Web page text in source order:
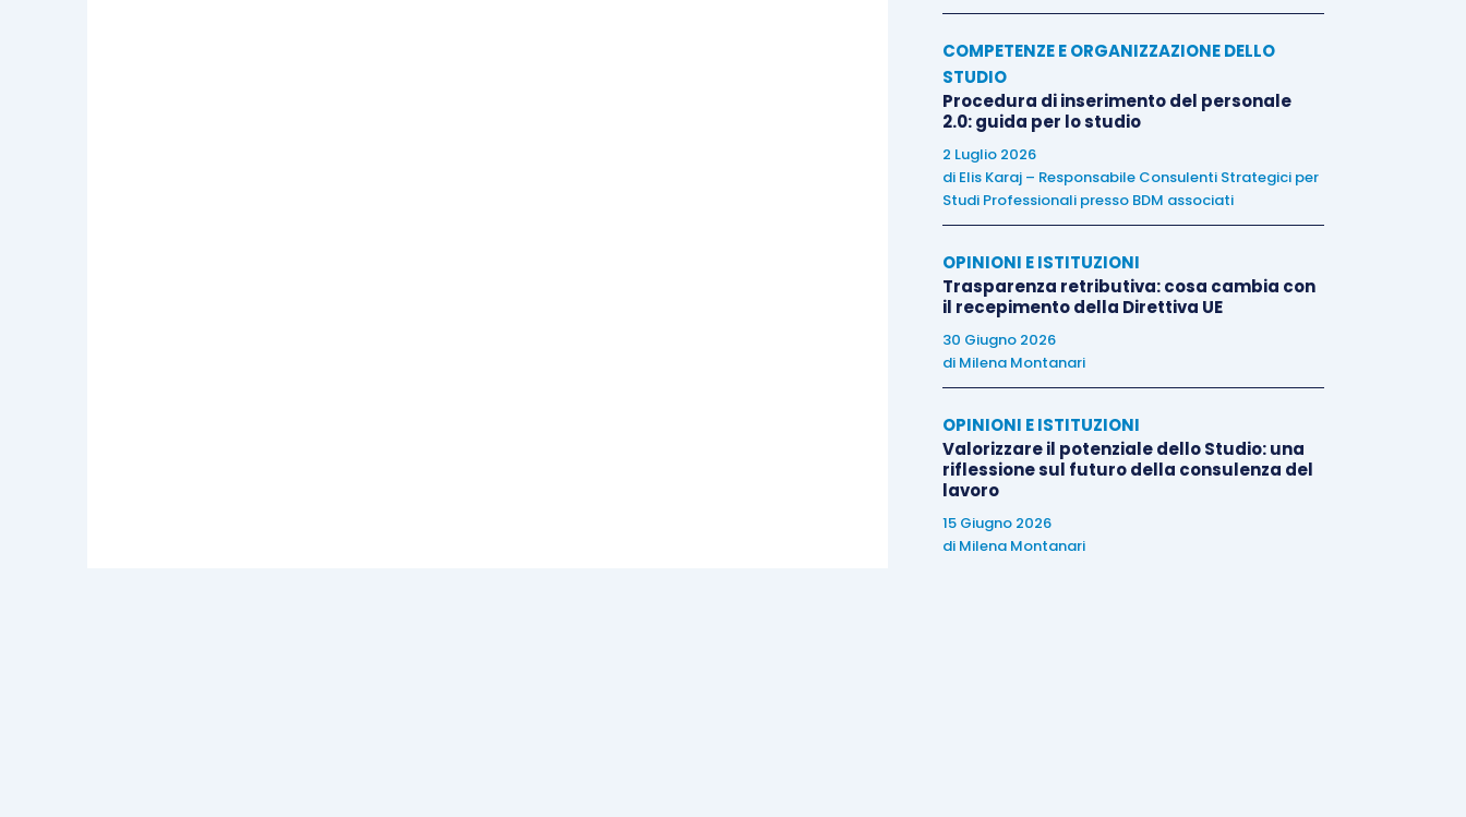
COMPETENZE E ORGANIZZAZIONE DELLO
STUDIO
Procedura di inserimento del personale
2.0: guida per lo studio
2 Luglio 2026
di Elis Karaj – Responsabile Consulenti Strategici per
Studi Professionali presso BDM associati
OPINIONI E ISTITUZIONI
Trasparenza retributiva: cosa cambia con
il recepimento della Direttiva UE
30 Giugno 2026
di Milena Montanari
OPINIONI E ISTITUZIONI
Valorizzare il potenziale dello Studio: una
riflessione sul futuro della consulenza del
lavoro
15 Giugno 2026
di Milena Montanari